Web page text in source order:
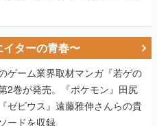
ターの青春〜
ゲーム業界取材マンガ『若ゲの
2巻が発売。『ポケモン』田尻
ゼビウス』遠藤雅伸さんらの貴
ードを収録